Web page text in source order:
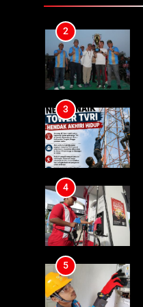
3
4
5
6